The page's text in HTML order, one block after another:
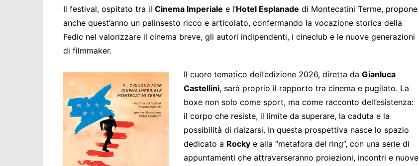
Il festival, ospitato tra il Cinema Imperiale e l’Hotel Esplanade di Montecatini Terme, propone
anche quest’anno un palinsesto ricco e articolato, confermando la vocazione storica della
Fedic nel valorizzare il cinema breve, gli autori indipendenti, i cineclub e le nuove generazioni
di filmmaker.
Il cuore tematico dell’edizione 2026, diretta da Gianluca
Castellini, sarà proprio il rapporto tra cinema e pugilato. La
boxe non solo come sport, ma come racconto dell’esistenza:
il corpo che resiste, il limite da superare, la caduta e la
possibilità di rialzarsi. In questa prospettiva nasce lo spazio
dedicato a Rocky e alla “metafora del ring”, con una serie di
appuntamenti che attraverseranno proiezioni, incontri e nuove